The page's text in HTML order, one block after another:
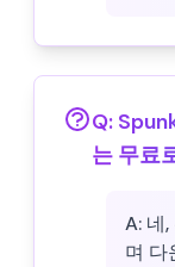
Q:
는 무료
A: 네
며 다